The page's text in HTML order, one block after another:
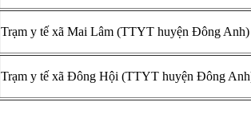
Trạm y tế xã Mai Lâm (TTYT huyện Đông Anh)
Trạm y tế xã Đông Hội (TTYT huyện Đông